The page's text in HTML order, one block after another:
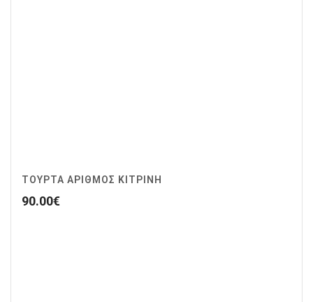
ΤΟΥΡΤΑ ΑΡΙΘΜΟΣ ΚΙΤΡΙΝΗ
90.00€